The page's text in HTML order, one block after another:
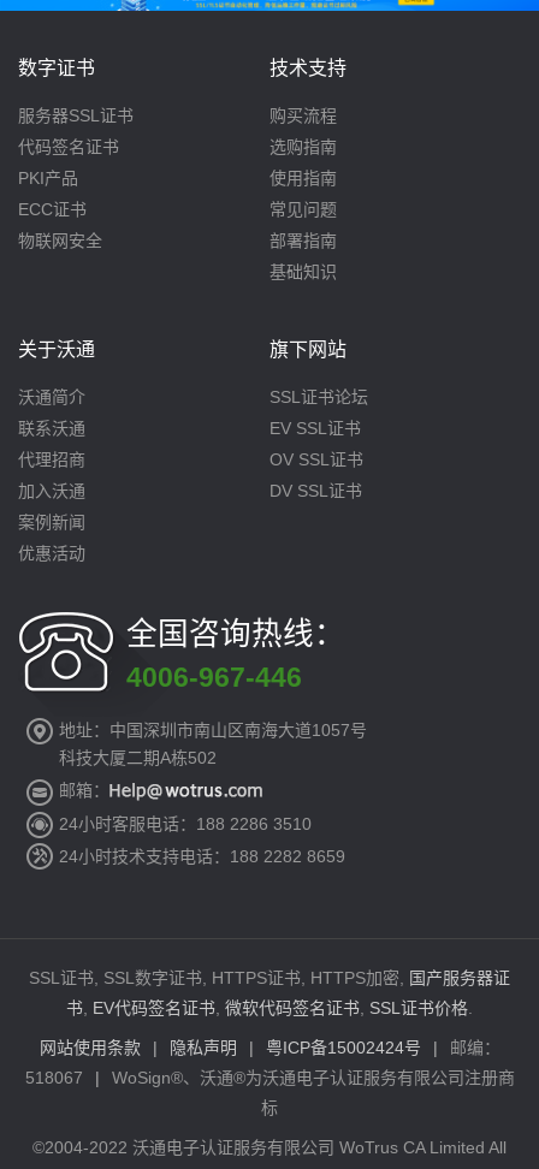
数字证书
服务器SSL证书
代码签名证书
PKI产品
ECC证书
物联网安全
技术支持
购买流程
选购指南
使用指南
常见问题
部署指南
基础知识
关于沃通
沃通简介
联系沃通
代理招商
加入沃通
案例新闻
优惠活动
旗下网站
SSL证书论坛
EV SSL证书
OV SSL证书
DV SSL证书
全国咨询热线：
4006-967-446
地址：中国深圳市南山区南海大道1057号
科技大厦二期A栋502
邮箱：
24小时客服电话：188 2286 3510
24小时技术支持电话：188 2282 8659
SSL证书, SSL数字证书, HTTPS证书, HTTPS加密,
国产服务器证
书 EV代码签名证书 微软代码签名证书 SSL证书价格
网站使用条款 | 隐私声明 | 粤ICP备15002424号 |
邮编：
518067
|
WoSign®、沃通®为沃通电子认证服务有限公司注册商
标
©2004-2022 沃通电子认证服务有限公司 WoTrus CA Limited All